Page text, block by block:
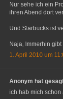
Nur sehe ich ein
ihren Abend dort
Und Starbucks ist
Naja, Immerhin
1. April 2010 um
Anonym hat
ich hab mich schon